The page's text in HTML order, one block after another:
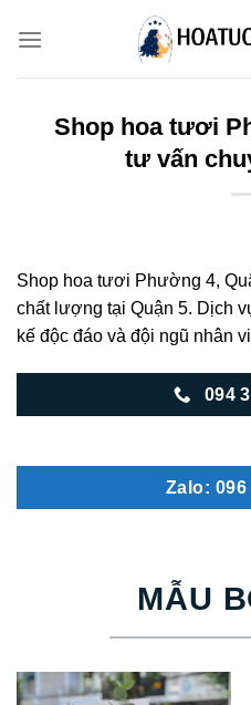
Shop hoa tươi
tư vấn
Shop hoa tươi Phường 4,
chất lượng tại Quận 5. Dịch
kế độc đáo và đội ngũ nhân
094
Zalo: 096
MẪU